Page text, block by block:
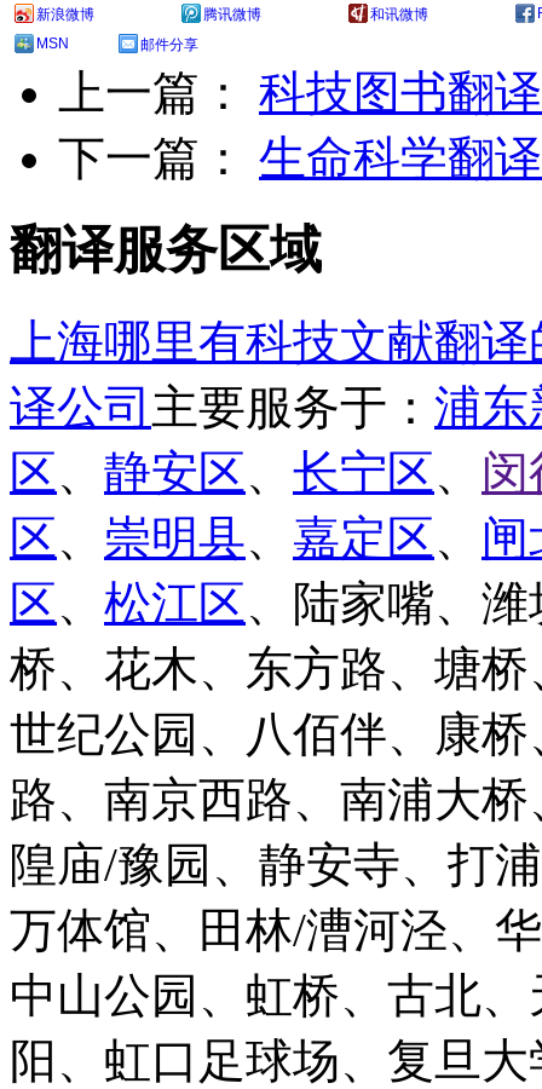
新浪微博 腾讯微博 和讯微博
MSN
邮件分享
上一篇： 科技图书翻译
下一篇： 生命科学翻译
翻译服务区域
上海哪里有科技文献翻
译公司 主要服务于： 浦东
区、 静安区、 长宁区、 闵
区、 崇明县、 嘉定区、 闸
区、 松江区、陆家嘴、
桥、花木、东方路、塘
世纪公园、八佰伴、康
路、南京西路、南浦大
隍庙/豫园、静安寺、打
万体馆、田林/漕河泾、
中山公园、虹桥、古北
阳、虹口足球场、复旦